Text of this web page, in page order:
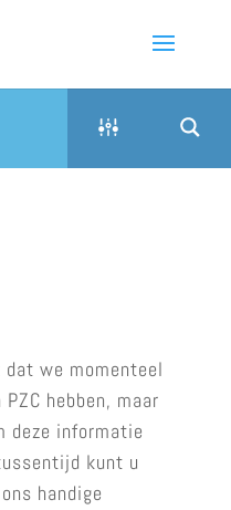
we momenteel
hebben, maar
deze informatie
kunt u
handige